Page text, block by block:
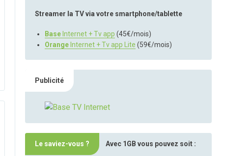
Streamer la TV via votre smartphone/tablette
Base Internet + Tv app (45€/mois)
Orange Internet + Tv app Lite (59€/mois)
Publicité
Le saviez-vous ? Avec 1GB vous pouvez soit :